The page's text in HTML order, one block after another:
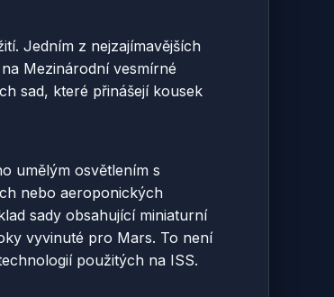
Jedním z nejzajímavějších
Mezinárodní vesmírné
sad, které přinášejí kousek
umělým osvětlením s
nebo aeroponických
sady obsahující miniaturní
vyvinuté pro Mars. To není
použitých na ISS.